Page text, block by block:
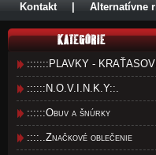
Kontakt Alternatívne
:::::::PLAVKY -
::::::N.O.V.I.N.K.Y::.
::::::Obuv a šnúrky
::::..Značkové oblečenie